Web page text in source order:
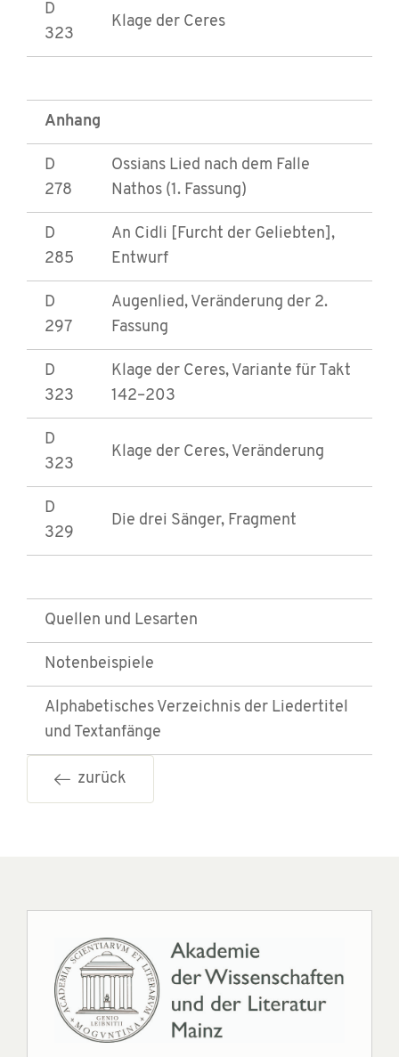
D
323
Klage der Ceres
Anhang
D
278
Ossians Lied nach dem Falle
Nathos (1. Fassung)
D
285
An Cidli [Furcht der Geliebten],
Entwurf
D
297
Augenlied, Veränderung der 2.
Fassung
D
323
Klage der Ceres, Variante für Takt
142–203
D
323
Klage der Ceres, Veränderung
D
329
Die drei Sänger, Fragment
Quellen und Lesarten
Notenbeispiele
Alphabetisches Verzeichnis der Liedertitel
und Textanfänge
zurück